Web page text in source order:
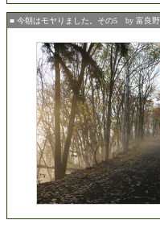
■ 今朝はモヤりました。その5 by 富良